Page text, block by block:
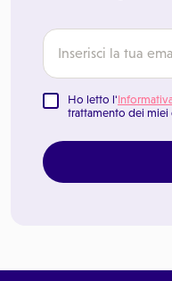
Ho letto l'
trattamento dei miei